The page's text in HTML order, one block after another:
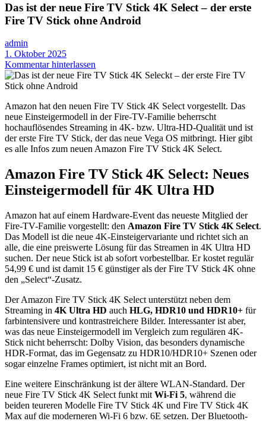
Das ist der neue Fire TV Stick 4K Select – der erste
Fire TV Stick ohne Android
admin
1. Oktober 2025
Kommentar hinterlassen
Amazon hat den neuen Fire TV Stick 4K Select vorgestellt. Das
neue Einsteigermodell in der Fire-TV-Familie beherrscht
hochauflösendes Streaming in 4K- bzw. Ultra-HD-Qualität und ist
der erste Fire TV Stick, der das neue Vega OS mitbringt. Hier gibt
es alle Infos zum neuen Amazon Fire TV Stick 4K Select.
Amazon Fire TV Stick 4K Select: Neues
Einsteigermodell für 4K Ultra HD
Amazon hat auf einem Hardware-Event das neueste Mitglied der
Fire-TV-Familie vorgestellt: den Amazon Fire TV Stick 4K Select.
Das Modell ist die neue 4K-Einsteigervariante und richtet sich an
alle, die eine preiswerte Lösung für das Streamen in 4K Ultra HD
suchen. Der neue Stick ist ab sofort vorbestellbar. Er kostet regulär
54,99 € und ist damit 15 € günstiger als der Fire TV Stick 4K ohne
den „Select“-Zusatz.
Der Amazon Fire TV Stick 4K Select unterstützt neben dem
Streaming in 4K Ultra HD auch HLG, HDR10 und HDR10+ für
farbintensivere und kontrastreichere Bilder. Interessanter ist aber,
was das neue Einsteigermodell im Vergleich zum regulären 4K-
Stick nicht beherrscht: Dolby Vision, das besonders dynamische
HDR-Format, das im Gegensatz zu HDR10/HDR10+ Szenen oder
sogar einzelne Frames optimiert, ist nicht mit an Bord.
Eine weitere Einschränkung ist der ältere WLAN-Standard. Der
neue Fire TV Stick 4K Select funkt mit Wi-Fi 5, während die
beiden teureren Modelle Fire TV Stick 4K und Fire TV Stick 4K
Max auf die moderneren Wi-Fi 6 bzw. 6E setzen. Der Bluetooth-